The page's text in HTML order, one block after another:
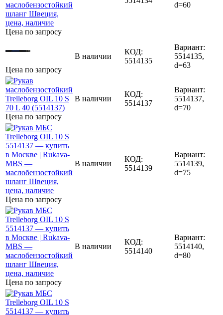
Цена по запросу
d=60
Цена по запросу
В наличии
КОД:
5514135
Вариант:
5514135,
d=63
Цена по запросу
В наличии
КОД:
5514137
Вариант:
5514137,
d=70
Цена по запросу
В наличии
КОД:
5514139
Вариант:
5514139,
d=75
Цена по запросу
В наличии
КОД:
5514140
Вариант:
5514140,
d=80